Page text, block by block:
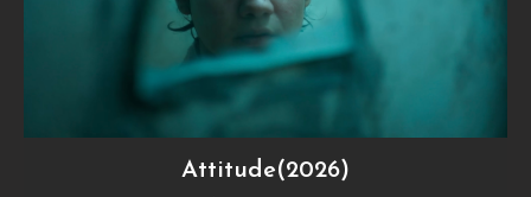
Attitude(2026)